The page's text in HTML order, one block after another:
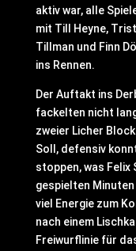
aktiv war, alle
mit Till Heyne,
Tillman und Finn
ins Rennen.
Der Auftakt ins
fackelten nicht
zweier Licher
Soll, defensiv
stoppen, was Felix
gespielten
viel Energie zum
nach einem
Freiwurflinie für